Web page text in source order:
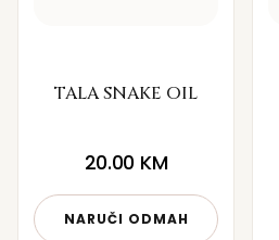
TALA SNAKE OIL
20.00 KM
NARUČI ODMAH